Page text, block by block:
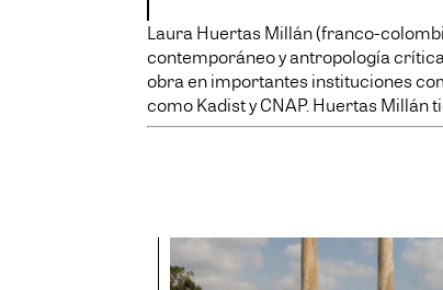
Laura Huertas Millán (franco-
contemporáneo y antropología
obra en importantes instituciones
como Kadist y CNAP. Huertas Millán